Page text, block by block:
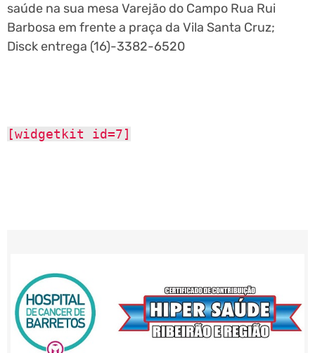
saúde na sua mesa Varejão do Campo Rua Rui
Barbosa em frente a praça da Vila Santa Cruz;
Disck entrega (16)-3382-6520
[widgetkit id=7]